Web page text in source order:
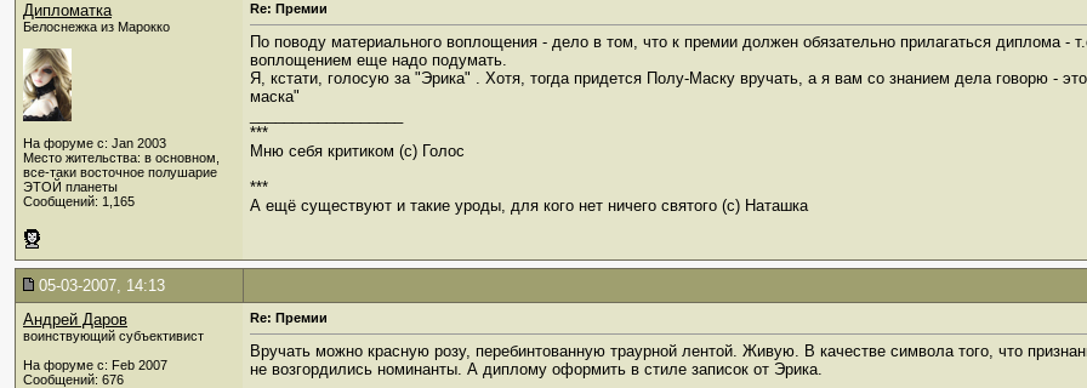
Дипломатка
Белоснежка из Марокко
На форуме с: Jan 2003
Место жительства: в основном,
все-таки восточное полушарие
ЭТОЙ планеты
Сообщений: 1,165
Re: Премии
По поводу материального воплощения - дело в том, что к премии должен обязательно прилагаться диплома -
воплощением еще надо подумать.
Я, кстати, голосую за "Эрика" . Хотя, тогда придется Полу-Маску вручать, а я вам со знанием дела говорю -
маска"
***
Мню себя критиком (c) Голос
***
А ещё существуют и такие уроды, для кого нет ничего святого (с) Наташка
05-03-2007, 14:13
Андрей Даров
воинствующий субъективист
На форуме с: Feb 2007
Сообщений: 676
Re: Премии
Вручать можно красную розу, перебинтованную траурной лентой. Живую. В качестве символа того, что
не возгордились номинанты. А диплому оформить в стиле записок от Эрика.